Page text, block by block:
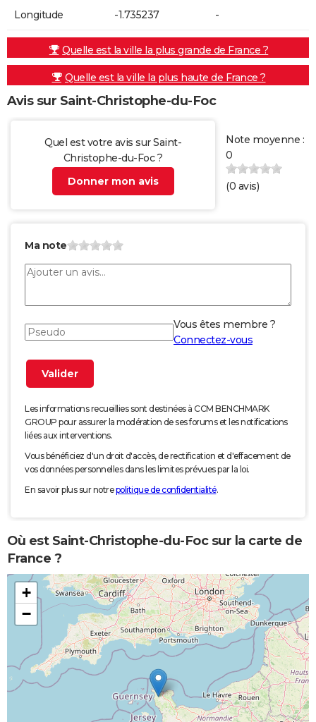
Longitude -1.735237 -
Quelle est la ville la plus grande de France ?
Quelle est la ville la plus haute de France ?
Avis sur Saint-Christophe-du-Foc
Quel est votre avis sur Saint-
Christophe-du-Foc ?
Donner mon avis
Note moyenne :
0
(0 avis)
Ma note
Vous êtes membre ?
Connectez-vous
Les informations recueillies sont destinées à CCM BENCHMARK
GROUP pour assurer la modération de ses forums et les notifications
liées aux interventions.
Vous bénéficiez d'un droit d'accès, de rectification et d'effacement de
vos données personnelles dans les limites prévues par la loi.
En savoir plus sur notrepolitique de confidentialité.
Où est Saint-Christophe-du-Foc sur la carte de
France ?
+
−